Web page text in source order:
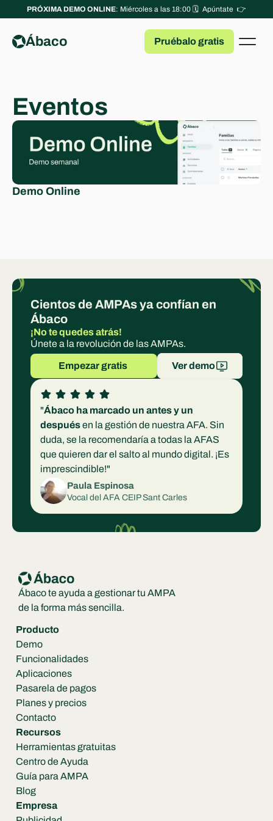
Eventos
Demo Online
Cientos de AMPAs ya confían en
Ábaco
¡No te quedes atrás!
Únete a la revolución de las AMPAs.
Empezar gratis Ver demo
"Ábaco ha marcado un antes y un
después en la gestión de nuestra AFA. Sin
duda, se la recomendaría a todas la AFAS
que quieren dar el salto al mundo digital. ¡Es
imprescindible!"
Paula Espinosa
Vocal del AFA CEIP Sant Carles
Ábaco te ayuda a gestionar tu AMPA
de la forma más sencilla.
Producto
Demo
Funcionalidades
Aplicaciones
Pasarela de pagos
Planes y precios
Contacto
Recursos
Herramientas gratuitas
Centro de Ayuda
Guía para AMPA
Blog
Empresa
PRÓXIMA DEMO ONLINE: Miércoles a las 18:00 🗓️  Apúntate  👉
Pruébalo gratis
Ábaco